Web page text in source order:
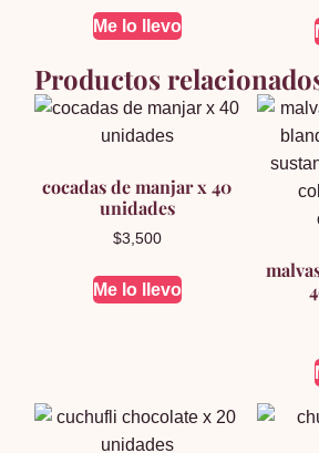
Me lo llevo
Productos
cocadas de manjar x 40
unidades
$3,500
Me lo llevo